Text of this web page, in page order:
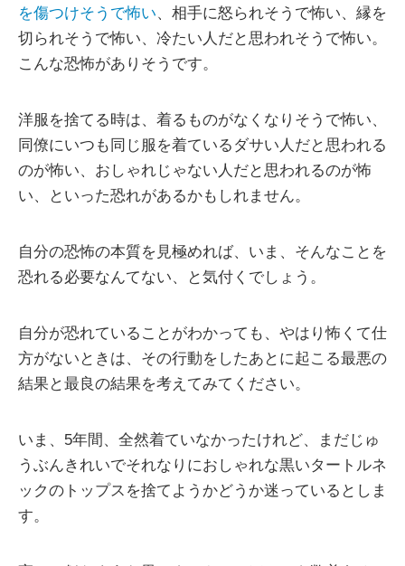
を傷つけそうで怖い、相手に怒られそうで怖い、縁を
切られそうで怖い、冷たい人だと思われそうで怖い。
こんな恐怖がありそうです。
洋服を捨てる時は、着るものがなくなりそうで怖い、
同僚にいつも同じ服を着ているダサい人だと思われる
のが怖い、おしゃれじゃない人だと思われるのが怖
い、といった恐れがあるかもしれません。
自分の恐怖の本質を見極めれば、いま、そんなことを
恐れる必要なんてない、と気付くでしょう。
自分が恐れていることがわかっても、やはり怖くて仕
方がないときは、その行動をしたあとに起こる最悪の
結果と最良の結果を考えてみてください。
いま、5年間、全然着ていなかったけれど、まだじゅ
うぶんきれいでそれなりにおしゃれな黒いタートルネ
ックのトップスを捨てようかどうか迷っているとしま
す。